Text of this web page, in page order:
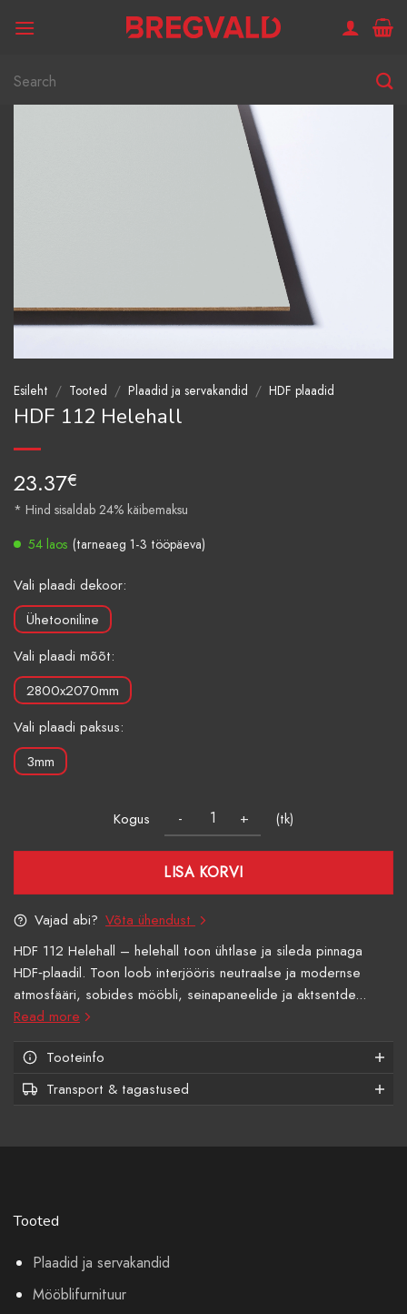
Otsi:
Esileht / Tooted / Plaadid ja servakandid / HDF plaadid
HDF 112 Helehall
23.37€
* Hind sisaldab 24% käibemaksu
54 laos (tarneaeg 1-3 tööpäeva)
Vali plaadi dekoor:
Ühetooniline
Vali plaadi mõõt:
2800x2070mm
Vali plaadi paksus:
3mm
Kogus (tk)
LISA KORVI
Vajad abi? Võta ühendust
HDF 112 Helehall – helehall toon ühtlase ja sileda pinnaga
HDF‑plaadil. Toon loob interjööris neutraalse ja modernse
atmosfääri, sobides mööbli, seinapaneelide ja aktsentde...
Read more
Tooteinfo
Transport & tagastused
Tooted
Plaadid ja servakandid
Mööblifurnituur